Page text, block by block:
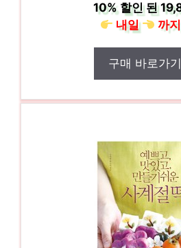
10%할인 된
내일
까지
구매 바로가기